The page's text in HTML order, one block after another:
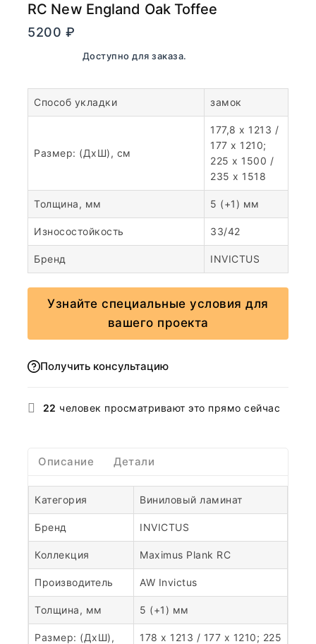
RC New England Oak Toffee
5200 ₽
В наличии. Доступно для заказа.
Способ укладки замок
Размер: (ДхШ), см
177,8 x 1213 /
177 x 1210;
225 x 1500 /
235 x 1518
Толщина, мм 5 (+1) мм
Износостойкость 33/42
Бренд INVICTUS
Узнайте специальные условия для
вашего проекта
Получить консультацию
22 человек просматривают это прямо сейчас
Описание Детали
Категория Виниловый ламинат
Бренд INVICTUS
Коллекция Maximus Plank RC
Производитель AW Invictus
Толщина, мм 5 (+1) мм
Размер: (ДхШ),
178 x 1213 / 177 x 1210; 225